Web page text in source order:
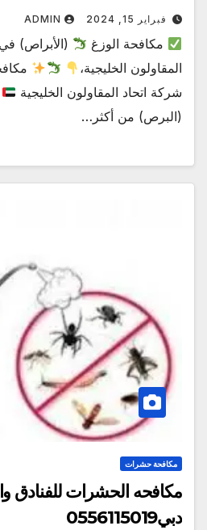
فبراير 15, 2024 ADMIN
مكافحة الوزغ (الأبراص)
المقاولون الخليجية،
شركة اتحاد المقاولون الخليجية
(البرص) من أكثر…
مكافحة حشرات
مكافحه الحشرات للفنادق
دبي0556115019